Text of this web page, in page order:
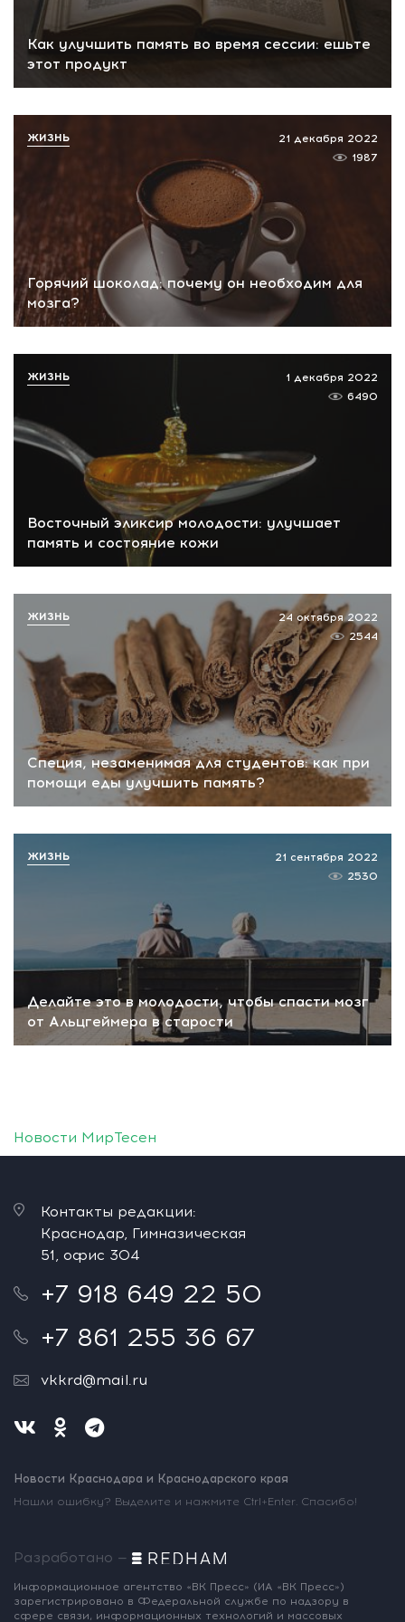
Как улучшить память во время сессии: ешьте
этот продукт
Горячий шоколад: почему он необходим для
мозга?
21 декабря 2022
1987
ЖИЗНЬ
Восточный эликсир молодости: улучшает
память и состояние кожи
1 декабря 2022
6490
ЖИЗНЬ
Специя, незаменимая для студентов: как при
помощи еды улучшить память?
24 октября 2022
2544
ЖИЗНЬ
Делайте это в молодости, чтобы спасти мозг
от Альцгеймера в старости
21 сентября 2022
2530
ЖИЗНЬ
Новости МирТесен
Контакты редакции:
Краснодар, Гимназическая
51, офис 304
+7 918 649 22 50
+7 861 255 36 67
vkkrd@mail.ru
Новости Краснодара и Краснодарского края
Нашли ошибку? Выделите и нажмите Ctrl+Enter. Спасибо!
Разработано —
Информационное агентство «ВК Пресс» (ИА «ВК Пресс»)
зарегистрировано в Федеральной службе по надзору в
сфере связи, информационных технологий и массовых